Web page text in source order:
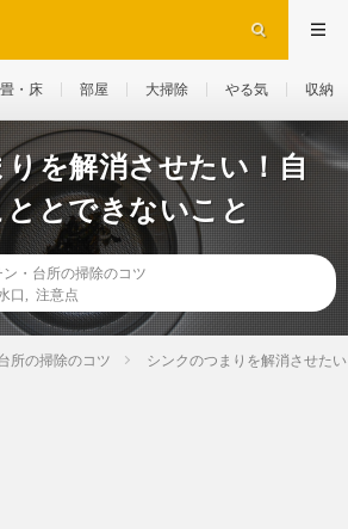
畳・床 部屋 大掃除 やる気 収納
を解消させたい！自
とできないこと
ン・台所の掃除のコツ
口 注意点
所の掃除のコツ シンクのつまりを解消させた